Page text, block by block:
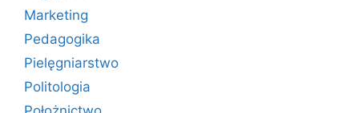
Marketing
Pedagogika
Pielęgniarstwo
Politologia